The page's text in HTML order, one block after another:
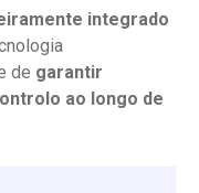
integrado
de garantir
ao longo de